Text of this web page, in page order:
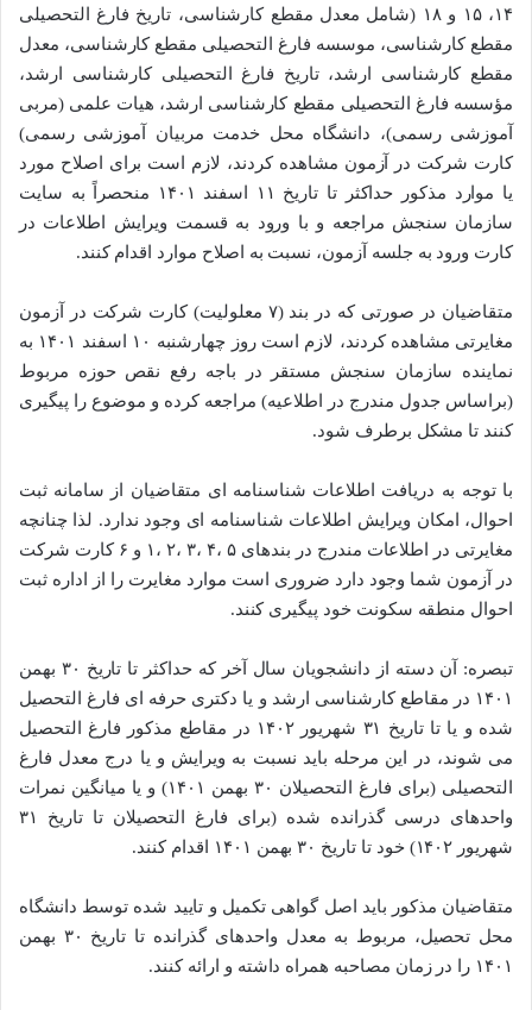
۱۴، ۱۵ و ۱۸ (شامل معدل مقطع کارشناسی، تاریخ فارغ التحصیلی
مقطع کارشناسی، موسسه فارغ التحصیلی مقطع کارشناسی، معدل
مقطع کارشناسی ارشد، تاریخ فارغ التحصیلی کارشناسی ارشد،
مؤسسه فارغ التحصیلی مقطع کارشناسی ارشد، هیات علمی (مربی
آموزشی رسمی)، دانشگاه محل خدمت مربیان آموزشی رسمی)
کارت شرکت در آزمون مشاهده کردند، لازم است برای اصلاح مورد
یا موارد مذکور حداکثر تا تاریخ ۱۱ اسفند ۱۴۰۱ منحصراً به سایت
سازمان سنجش مراجعه و با ورود به قسمت ویرایش اطلاعات در
کارت ورود به جلسه آزمون، نسبت به اصلاح موارد اقدام کنند.
متقاضیان در صورتی که در بند (۷ معلولیت) کارت شرکت در آزمون
مغایرتی مشاهده کردند، لازم است روز چهارشنبه ۱۰ اسفند ۱۴۰۱ به
نماینده سازمان سنجش مستقر در باجه رفع نقص حوزه مربوط
(براساس جدول مندرج در اطلاعیه) مراجعه کرده و موضوع را پیگیری
کنند تا مشکل برطرف شود.
با توجه به دریافت اطلاعات شناسنامه ای متقاضیان از سامانه ثبت
احوال، امکان ویرایش اطلاعات شناسنامه ای وجود ندارد. لذا چنانچه
مغایرتی در اطلاعات مندرج در بندهای ۵ ،۴ ،۳ ،۲ ،۱ و ۶ کارت شرکت
در آزمون شما وجود دارد ضروری است موارد مغایرت را از اداره ثبت
احوال منطقه سکونت خود پیگیری کنند.
تبصره: آن دسته از دانشجویان سال آخر که حداکثر تا تاریخ ۳۰ بهمن
۱۴۰۱ در مقاطع کارشناسی ارشد و یا دکتری حرفه ای فارغ التحصیل
شده و یا تا تاریخ ۳۱ شهریور ۱۴۰۲ در مقاطع مذکور فارغ التحصیل
می شوند، در این مرحله باید نسبت به ویرایش و یا درج معدل فارغ
التحصیلی (برای فارغ التحصیلان ۳۰ بهمن ۱۴۰۱) و یا میانگین نمرات
واحدهای درسی گذرانده شده (برای فارغ التحصیلان تا تاریخ ۳۱
شهریور ۱۴۰۲) خود تا تاریخ ۳۰ بهمن ۱۴۰۱ اقدام کنند.
متقاضیان مذکور باید اصل گواهی تکمیل و تایید شده توسط دانشگاه
محل تحصیل، مربوط به معدل واحدهای گذرانده تا تاریخ ۳۰ بهمن
۱۴۰۱ را در زمان مصاحبه همراه داشته و ارائه کنند.